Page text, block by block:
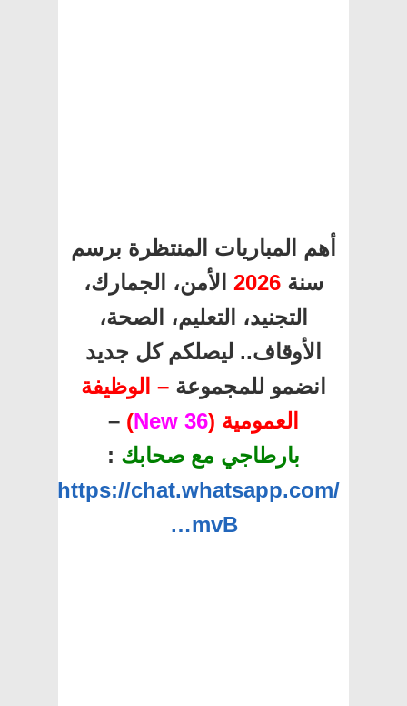
أهم المباريات المنتظرة برسم
سنة 2026 الأمن، الجمارك،
التجنيد، التعليم، الصحة،
الأوقاف.. ليصلكم كل جديد
انضمو للمجموعة – الوظيفة
العمومية (36 New
)
–
بارطاجي مع صحابك :
https://chat.whatsapp.com/
…mvB